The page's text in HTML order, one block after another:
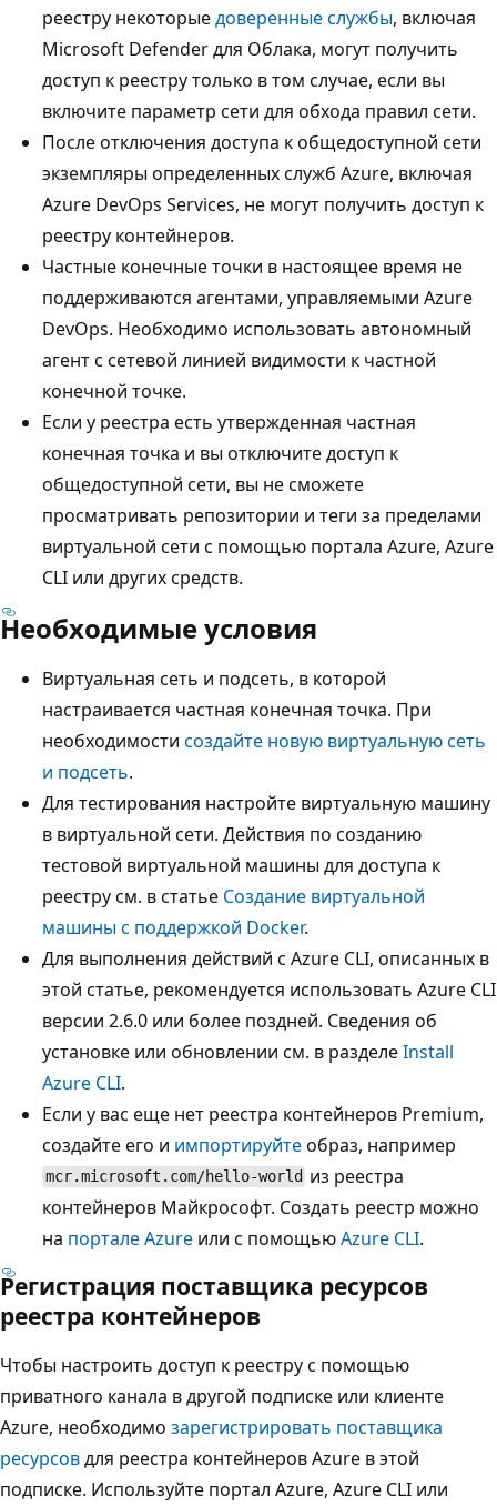
реестру некоторыедоверенные службы, включая
Microsoft Defender для Облака, могут получить
доступ к реестру только в том случае, если вы
включите параметр сети для обхода правил сети.
После отключения доступа к общедоступной сети
экземпляры определенных служб Azure, включая
Azure DevOps Services, не могут получить доступ к
реестру контейнеров.
Частные конечные точки в настоящее время не
поддерживаются агентами, управляемыми Azure
DevOps. Необходимо использовать автономный
агент с сетевой линией видимости к частной
конечной точке.
Если у реестра есть утвержденная частная
конечная точка и вы отключите доступ к
общедоступной сети, вы не сможете
просматривать репозитории и теги за пределами
виртуальной сети с помощью портала Azure, Azure
CLI или других средств.
Необходимые условия
Виртуальная сеть и подсеть, в которой
настраивается частная конечная точка. При
необходимости создайте новую виртуальную сеть
и подсеть.
Для тестирования настройте виртуальную машину
в виртуальной сети. Действия по созданию
тестовой виртуальной машины для доступа к
реестру см. в статье Создание виртуальной
машины с поддержкой Docker.
Для выполнения действий с Azure CLI, описанных в
этой статье, рекомендуется использовать Azure CLI
версии 2.6.0 или более поздней. Сведения об
установке или обновлении см. в разделеInstall
Azure CLI.
Если у вас еще нет реестра контейнеров Premium,
создайте его и импортируйтеобраз, например
mcr.microsoft.com/hello-world из реестра
контейнеров Майкрософт. Создать реестр можно
на портале Azure или с помощьюAzure CLI.
Регистрация поставщика ресурсов
реестра контейнеров
Чтобы настроить доступ к реестру с помощью
приватного канала в другой подписке или клиенте
Azure, необходимо зарегистрировать поставщика
ресурсовдля реестра контейнеров Azure в этой
подписке. Используйте портал Azure, Azure CLI или